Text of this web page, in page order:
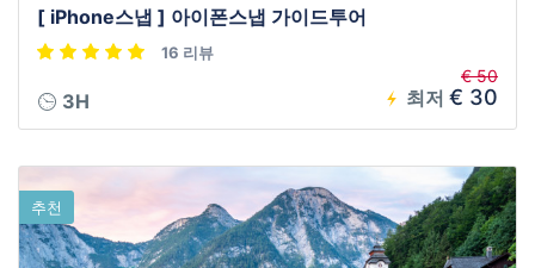
[ iPhone스냅 ] 아이폰스냅 가이드투어
16 리뷰
3H 최저
€ 50
€ 30
추천